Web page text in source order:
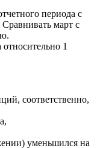
периода с
март с
1
соответственно,
уменьшился на